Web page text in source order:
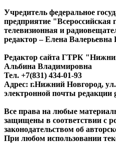
Учредитель федеральное
предприятие "Всероссийская
телевизионная и
редактор – Елена Валерьевна
Редактор сайта ГТРК
Альбина Владимировна
Тел. +7(831) 434-01-93
Адрес: г.Нижний Новгород,
электронной почты редакции
Все права на любые
защищены в соответствии с
законодательством об
При любом использовании